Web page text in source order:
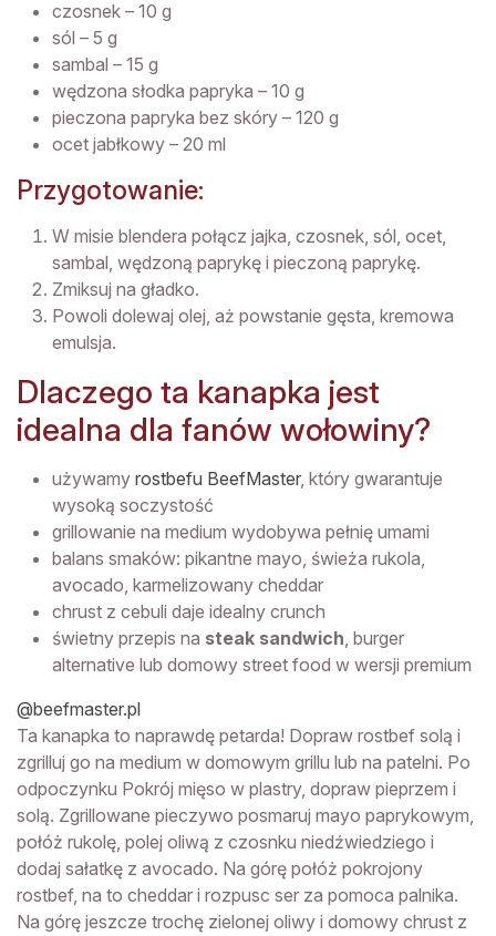
czosnek – 10 g
sól – 5 g
sambal – 15 g
wędzona słodka papryka – 10 g
pieczona papryka bez skóry – 120 g
ocet jabłkowy – 20 ml
Przygotowanie:
W misie blendera połącz jajka, czosnek, sól, ocet,
sambal, wędzoną paprykę i pieczoną paprykę.
Zmiksuj na gładko.
Powoli dolewaj olej, aż powstanie gęsta, kremowa
emulsja.
Dlaczego ta kanapka jest
idealna dla fanów wołowiny?
używamy rostbefu BeefMaster, który gwarantuje
wysoką soczystość
grillowanie na medium wydobywa pełnię umami
balans smaków: pikantne mayo, świeża rukola,
avocado, karmelizowany cheddar
chrust z cebuli daje idealny crunch
świetny przepis na steak sandwich, burger
alternative lub domowy street food w wersji premium
@beefmaster.pl
Ta kanapka to naprawdę petarda! Dopraw rostbef solą i
zgrilluj go na medium w domowym grillu lub na patelni. Po
odpoczynku Pokrój mięso w plastry, dopraw pieprzem i
solą. Zgrillowane pieczywo posmaruj mayo paprykowym,
połóż rukolę, polej oliwą z czosnku niedźwiedziego i
dodaj sałatkę z avocado. Na górę połóż pokrojony
rostbef, na to cheddar i rozpusc ser za pomoca palnika.
Na górę jeszcze trochę zielonej oliwy i domowy chrust z